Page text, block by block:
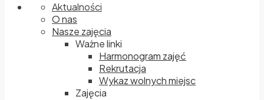
Aktualności
O nas
Nasze zajęcia
Ważne linki
Harmonogram zajęć
Rekrutacja
Wykaz wolnych miejsc
Zajęcia